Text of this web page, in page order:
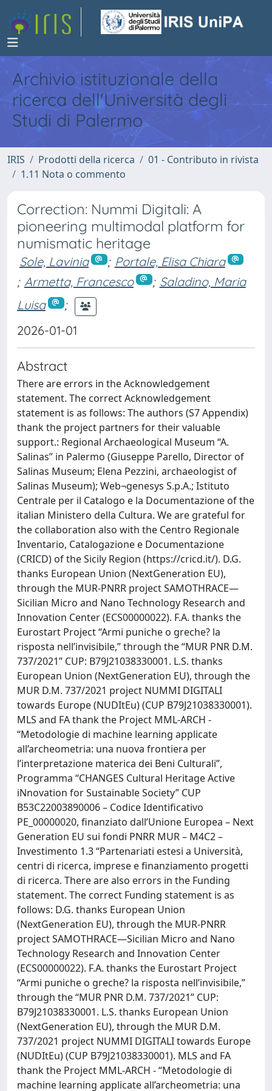
Archivio istituzionale della
ricerca dell'Università degli
Studi di Palermo
IRIS Prodotti della ricerca
01 - Contributo in rivista
1.11 Nota o commento
Correction: Nummi Digitali: A
pioneering multimodal platform for
numismatic heritage
Sole, Lavinia ; Portale, Elisa Chiara
; Armetta, Francesco ; Saladino, Maria
Luisa
;
2026-01-01
Abstract
There are errors in the Acknowledgement
statement. The correct Acknowledgement
statement is as follows: The authors (S7 Appendix)
thank the project partners for their valuable
support.: Regional Archaeological Museum “A.
Salinas” in Palermo (Giuseppe Parello, Director of
Salinas Museum; Elena Pezzini, archaeologist of
Salinas Museum); Web¬genesys S.p.A.; Istituto
Centrale per il Catalogo e la Documentazione of the
italian Ministero della Cultura. We are grateful for
the collaboration also with the Centro Regionale
Inventario, Catalogazione e Documentazione
(CRICD) of the Sicily Region (https://cricd.it/). D.G.
thanks European Union (NextGeneration EU),
through the MUR-PNRR project SAMOTHRACE—
Sicilian Micro and Nano Technology Research and
Innovation Center (ECS00000022). F.A. thanks the
Eurostart Project “Armi puniche o greche? la
risposta nell’invisibile,” through the “MUR PNR D.M.
737/2021” CUP: B79J21038330001. L.S. thanks
European Union (NextGeneration EU), through the
MUR D.M. 737/2021 project NUMMI DIGITALI
towards Europe (NUDItEu) (CUP B79J21038330001).
MLS and FA thank the Project MML-ARCH -
“Metodologie di machine learning applicate
all’archeometria: una nuova frontiera per
l’interpretazione materica dei Beni Culturali”,
Programma “CHANGES Cultural Heritage Active
iNnovation for Sustainable Society” CUP
B53C22003890006 – Codice Identificativo
PE_00000020, finanziato dall’Unione Europea – Next
Generation EU sui fondi PNRR MUR – M4C2 –
Investimento 1.3 “Partenariati estesi a Università,
centri di ricerca, imprese e finanziamento progetti
di ricerca. There are also errors in the Funding
statement. The correct Funding statement is as
follows: D.G. thanks European Union
(NextGeneration EU), through the MUR-PNRR
project SAMOTHRACE—Sicilian Micro and Nano
Technology Research and Innovation Center
(ECS00000022). F.A. thanks the Eurostart Project
“Armi puniche o greche? la risposta nell’invisibile,”
through the “MUR PNR D.M. 737/2021” CUP:
B79J21038330001. L.S. thanks European Union
(NextGeneration EU), through the MUR D.M.
737/2021 project NUMMI DIGITALI towards Europe
(NUDItEu) (CUP B79J21038330001). MLS and FA
thank the Project MML-ARCH - “Metodologie di
machine learning applicate all’archeometria: una